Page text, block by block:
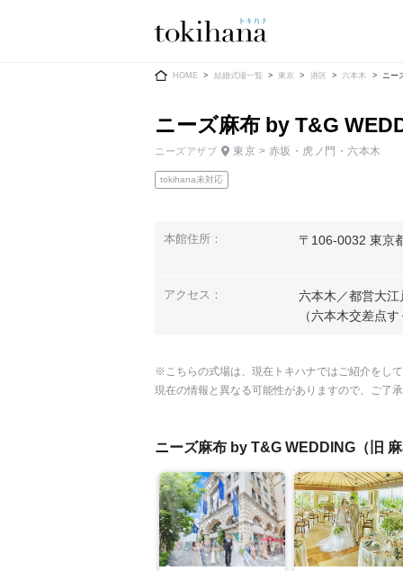
Ring
結婚指輪
指輪ショップ一覧
Dress
ウエディン
送）
カラードレ
メンズ （メ
すべてのア
ドレスショ
HOME 結婚式場一覧 東京 港区 六本木 ニー
ニーズ麻布 by T&G
ニーズアザブ 東京 > 赤坂・虎ノ門・六本木
tokihana未対応
本館住所： 〒106-0032 東京
アクセス：
六本木／都営大
（六本木交差点
※こちらの式場は、現在トキハナではご紹介をし
現在の情報と異なる可能性がありますので、ご了
ニーズ麻布 by T&G WEDDING（旧